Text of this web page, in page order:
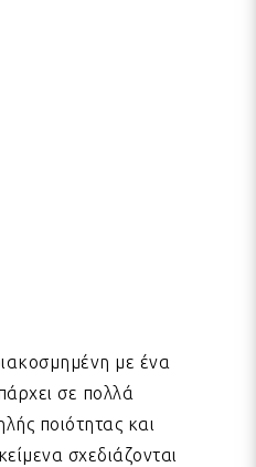
με ένα
σε πολλά
ποιότητας και
σχεδιάζονται